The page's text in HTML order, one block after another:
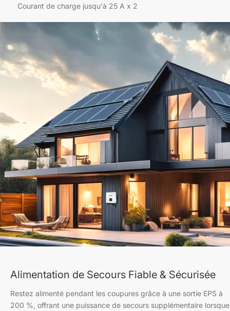
Courant de charge jusqu'à 25 A x 2
Alimentation de Secours Fiable & Sécurisée
Restez alimenté pendant les coupures grâce à une sortie EPS à
200 %, offrant une puissance de secours supplémentaire lorsque